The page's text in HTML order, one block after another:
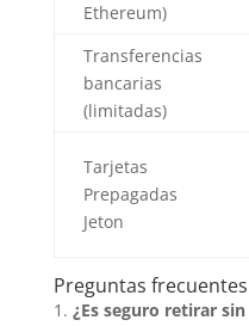
Ethereum)
Transferencias
bancarias
(limitadas)
Tarjetas
Prepagadas
Jeton
Preguntas frecuentes
¿Es seguro retirar